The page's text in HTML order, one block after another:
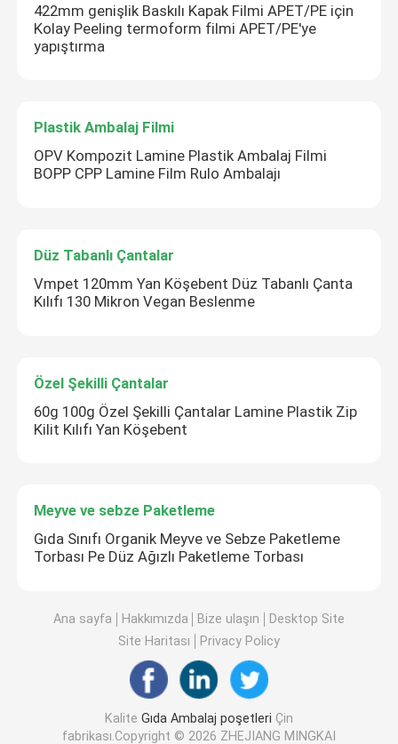
422mm genişlik Baskılı Kapak Filmi APET/PE için
Kolay Peeling termoform filmi APET/PE'ye
yapıştırma
Plastik Ambalaj Filmi
OPV Kompozit Lamine Plastik Ambalaj Filmi
BOPP CPP Lamine Film Rulo Ambalajı
Düz Tabanlı Çantalar
Vmpet 120mm Yan Köşebent Düz Tabanlı Çanta
Kılıfı 130 Mikron Vegan Beslenme
Özel Şekilli Çantalar
60g 100g Özel Şekilli Çantalar Lamine Plastik Zip
Kilit Kılıfı Yan Köşebent
Meyve ve sebze Paketleme
Gıda Sınıfı Organik Meyve ve Sebze Paketleme
Torbası Pe Düz Ağızlı Paketleme Torbası
Ana sayfa Hakkımızda Bize ulaşın
Desktop Site
Site Haritası
Privacy Policy
Kalite Gıda Ambalaj poşetleri Çin
fabrikası.Copyright © 2026 ZHEJIANG MINGKAI